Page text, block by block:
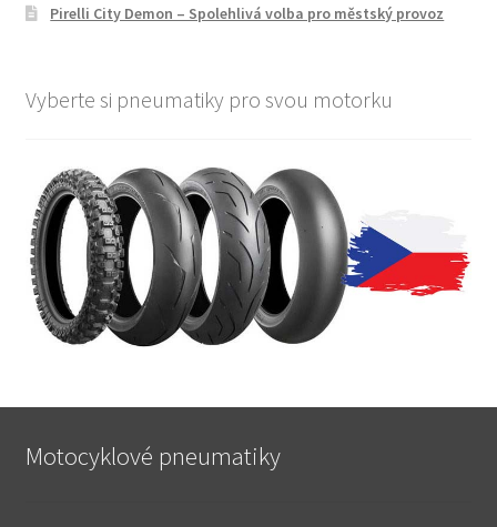
Pirelli City Demon – Spolehlivá volba pro městský provoz
Vyberte si pneumatiky pro svou motorku
Motocyklové pneumatiky